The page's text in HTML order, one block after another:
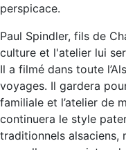
perspicace.
Paul Spindler, fils de
culture et l'atelier lui
Il a filmé dans toute
voyages. Il gardera
familiale et l’atelier de
continuera le style
traditionnels alsaciens,